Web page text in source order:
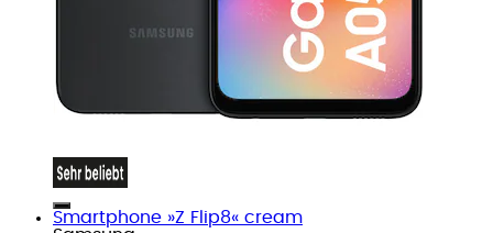
Smartphone »Z Flip8« cream